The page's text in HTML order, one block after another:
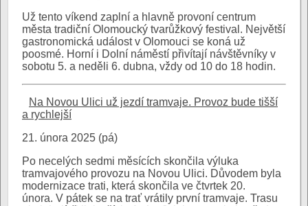
Už tento víkend zaplní a hlavně provoní centrum
města tradiční Olomoucký tvarůžkový festival. Největší
gastronomická událost v Olomouci se koná už
poosmé. Horní i Dolní náměstí přivítají návštěvníky v
sobotu 5. a neděli 6. dubna, vždy od 10 do 18 hodin.
Na Novou Ulici už jezdí tramvaje. Provoz bude tišší
a rychlejší
21. února 2025 (pá)
Po necelých sedmi měsících skončila výluka
tramvajového provozu na Novou Ulici. Důvodem byla
modernizace trati, která skončila ve čtvrtek 20.
února. V pátek se na trať vrátily první tramvaje. Trasu